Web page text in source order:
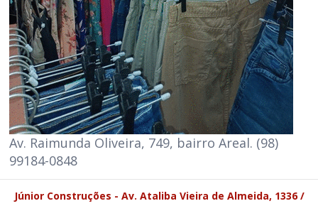
Av. Raimunda Oliveira, 749, bairro Areal. (98)
99184-0848
Júnior Construções - Av. Ataliba Vieira de Almeida, 1336 /